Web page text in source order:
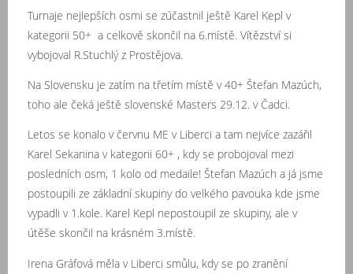
Turnaje nejlepších osmi se zúčastnil ještě Karel Kepl v
kategorii 50+ a celkově skončil na 6.místě. Vítězství si
vybojoval R.Stuchlý z Prostějova.
Na Slovensku je zatím na třetím místě v 40+ Štefan Mazúch,
toho ale čeká ještě slovenské Masters 29.12. v Čadci.
Letos se konalo v červnu ME v Liberci a tam nejvíce zazářil
Karel Sekanina v kategorii 60+ , kdy se probojoval mezi
posledních osm, 1 kolo od medaile! Štefan Mazúch a já jsme
postoupili ze základní skupiny do velkého pavouka kde jsme
vypadli v 1.kole. Karel Kepl nepostoupil ze skupiny, ale v
útěše skončil na krásném 3.místě.
Irena Gráfová měla v Liberci smůlu, kdy se po zranění